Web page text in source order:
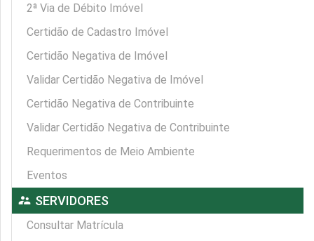
2ª Via de Débito Imóvel
Certidão de Cadastro Imóvel
Certidão Negativa de Imóvel
Validar Certidão Negativa de Imóvel
Certidão Negativa de Contribuinte
Validar Certidão Negativa de Contribuinte
Requerimentos de Meio Ambiente
Eventos
supervisor_account SERVIDORES
Consultar Matrícula